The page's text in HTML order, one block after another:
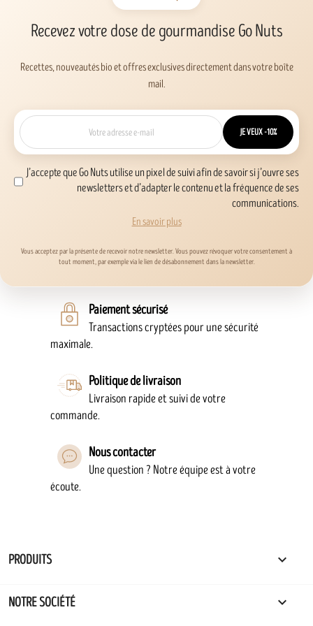
Recevez votre dose de gourmandise Go Nuts
Recettes, nouveautés bio et offres exclusives directement dans votre boîte
mail.
JE VEUX -10%
J’accepte que Go Nuts utilise un pixel de suivi afin de savoir si j’ouvre ses
newsletters et d’adapter le contenu et la fréquence de ses
communications.
En savoir plus
Vous acceptez par la présente de recevoir notre newsletter. Vous pouvez révoquer votre consentement à
tout moment, par exemple via le lien de désabonnement dans la newsletter.
Paiement sécurisé
Transactions cryptées pour une sécurité
maximale.
Politique de livraison
Livraison rapide et suivi de votre
commande.
Nous contacter
Une question ? Notre équipe est à votre
écoute.
PRODUITS 
NOTRE SOCIÉTÉ 